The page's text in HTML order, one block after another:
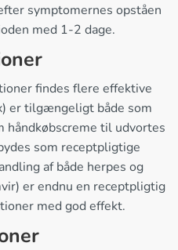
symptomernes opståen
med 1-2 dage.
findes flere effektive
er tilgængeligt både som
til udvortes
som receptpligtige
af både herpes og
er endnu en receptpligtig
med god effekt.